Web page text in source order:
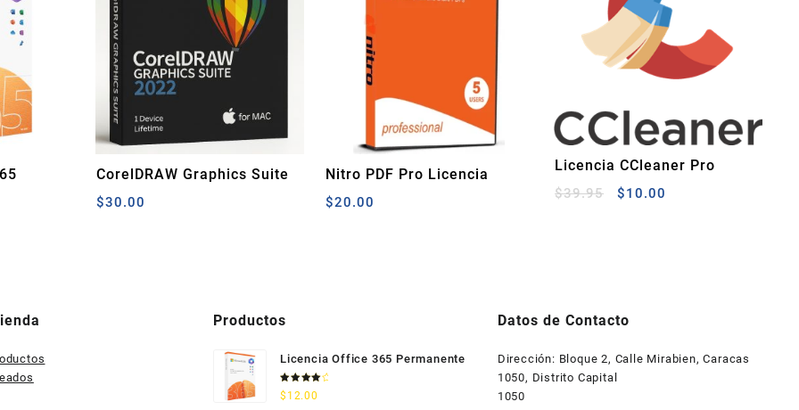
CorelDRAW Graphics Suite
2022 (Mac) Licencia
$30.00
Nitro PDF Pro Licencia
Permanente
$20.00
Licencia CCleaner Pro
$39.95
El
$10.00
Productos
Licencia Office 365 Permanente
Valorado
con4.33
$ 12.00
Datos de Contacto
Dirección: Bloque 2, Calle Mirabien, Caracas
1050, Distrito Capital
1050